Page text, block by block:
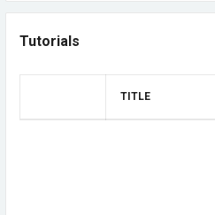
Tutorials
TITLE